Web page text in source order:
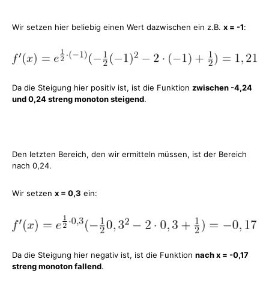
Wir setzen hier beliebig einen Wert dazwischen ein z.B. x = -1:
Da die Steigung hier positiv ist, ist die Funktion zwischen -4,24
und 0,24 streng monoton steigend.
Den letzten Bereich, den wir ermitteln müssen, ist der Bereich
nach 0,24.
Wir setzen x = 0,3 ein:
Da die Steigung hier negativ ist, ist die Funktion nach x = -0,17
streng monoton fallend.